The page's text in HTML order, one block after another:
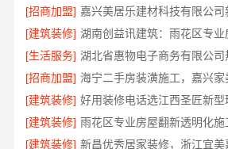
[招商加盟] 嘉兴美居乐建材科技有限公
[建筑装修] 湖南创益讯建筑：雨花区专
[生活服务]
[招商加盟] 海宁二手房装潢施工，嘉兴
[建筑装修] 好用装修电话选江西圣匠新型
[建筑装修]
[建筑装修]